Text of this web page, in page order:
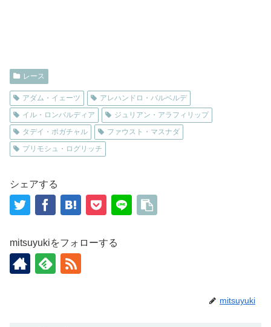
レース
アダム・イェーツ
アレハンドロ・バルベルデ
イル・ロンバルディア
ジュリアン・アラフィリップ
タデイ・ポガチャル
ファウスト・マスナダ
プリモシュ・ログリッチ
シェアする
mitsuyukiをフォローする
mitsuyuki